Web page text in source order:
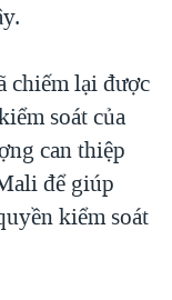
chiếm lại được
soát của
can thiệp
để giúp
kiểm soát